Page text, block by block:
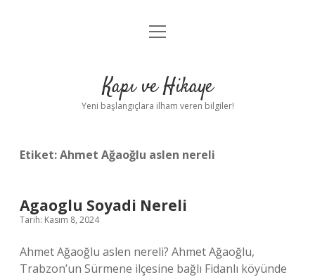
Anasayfa
Yasal Uyarı
menüyü
Kapı ve Hikaye
Yeni başlangıçlara ilham veren bilgiler!
Etiket:Ahmet Ağaoğlu aslen nereli
Agaoglu Soyadi Nereli
Tarih: Kasım 8, 2024
Ahmet Ağaoğlu aslen nereli? Ahmet Ağaoğlu,
Trabzon’un Sürmene ilçesine bağlı Fidanlı köyünde